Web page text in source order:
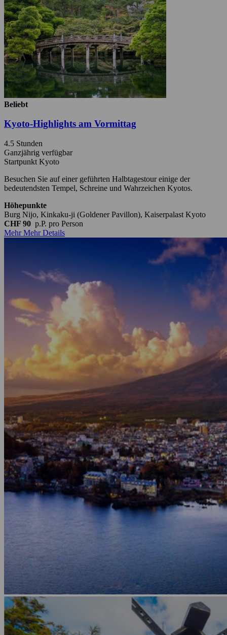
Beliebt
Kyoto-Highlights am Vormittag
4.5 Stunden
Ganzjährig verfügbar
Startpunkt Kyoto
Besuchen Sie auf einer geführten Halbtagestour einige der
bedeutendsten Tempel, Schreine und Wahrzeichen Kyotos.
Höhepunkte
Burg Nijo, Kinkaku-ji (Goldener Pavillon), Kaiserpalast Kyoto
CHF 90 p.P. pro Person
Mehr Mehr Details